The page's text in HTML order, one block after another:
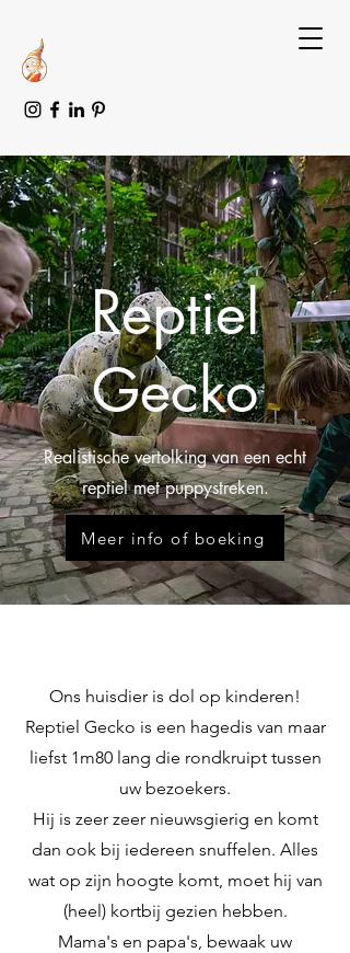
Reptiel
Gecko
Realistische vertolking van een echt
reptiel met puppystreken.
Meer info of boeking
Ons huisdier is dol op kinderen!
Reptiel Gecko is een hagedis van maar
liefst 1m80 lang die rondkruipt tussen
uw bezoekers.
Hij is zeer zeer nieuwsgierig en komt
dan ook bij iedereen snuffelen. Alles
wat op zijn hoogte komt, moet hij van
(heel) kortbij gezien hebben.
Mama's en papa's, bewaak uw